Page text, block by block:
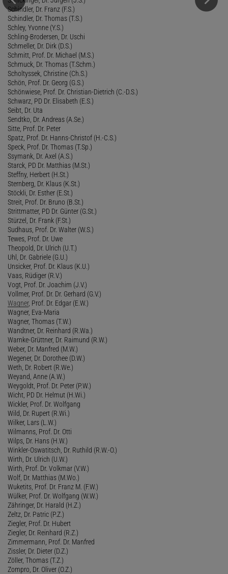
Schindler, Dr. Franz (F.S.)
Schindler, Dr. Thomas (T.S.)
Schley, Yvonne (Y.S.)
Schling-Brodersen, Dr. Uschi
Schmeller, Dr. Dirk (D.S.)
Schmitt, Prof. Dr. Michael (M.S.)
Schmuck, Dr. Thomas (T.Schm.)
Scholtyssek, Christine (Ch.S.)
Schön, Prof. Dr. Georg (G.S.)
Schönwiese, Prof. Dr. Christian-Dietrich (C.-D.S.)
Schwarz, PD Dr. Elisabeth (E.S.)
Seibt, Dr. Uta
Sendtko, Dr. Andreas (A.Se.)
Sitte, Prof. Dr. Peter
Spatz, Prof. Dr. Hanns-Christof (H.-C.S.)
Speck, Prof. Dr. Thomas (T.Sp.)
Ssymank, Dr. Axel (A.S.)
Starck, PD Dr. Matthias (M.St.)
Steffny, Herbert (H.St.)
Sternberg, Dr. Klaus (K.St.)
Stöckli, Dr. Esther (E.St.)
Streit, Prof. Dr. Bruno (B.St.)
Strittmatter, PD Dr. Günter (G.St.)
Stürzel, Dr. Frank (F.St.)
Sudhaus, Prof. Dr. Walter (W.S.)
Tewes, Prof. Dr. Uwe
Theopold, Dr. Ulrich (U.T.)
Uhl, Dr. Gabriele (G.U.)
Unsicker, Prof. Dr. Klaus (K.U.)
Vaas, Rüdiger (R.V.)
Vogt, Prof. Dr. Joachim (J.V.)
Vollmer, Prof. Dr. Dr. Gerhard (G.V.)
Wagner, Prof. Dr. Edgar (E.W.)
Wagner, Eva-Maria
Wagner, Thomas (T.W.)
Wandtner, Dr. Reinhard (R.Wa.)
Warnke-Grüttner, Dr. Raimund (R.W.)
Weber, Dr. Manfred (M.W.)
Wegener, Dr. Dorothee (D.W.)
Weth, Dr. Robert (R.We.)
Weyand, Anne (A.W.)
Weygoldt, Prof. Dr. Peter (P.W.)
Wicht, PD Dr. Helmut (H.Wi.)
Wickler, Prof. Dr. Wolfgang
Wild, Dr. Rupert (R.Wi.)
Wilker, Lars (L.W.)
Wilmanns, Prof. Dr. Otti
Wilps, Dr. Hans (H.W.)
Winkler-Oswatitsch, Dr. Ruthild (R.W.-O.)
Wirth, Dr. Ulrich (U.W.)
Wirth, Prof. Dr. Volkmar (V.W.)
Wolf, Dr. Matthias (M.Wo.)
Wuketits, Prof. Dr. Franz M. (F.W.)
Wülker, Prof. Dr. Wolfgang (W.W.)
Zähringer, Dr. Harald (H.Z.)
Zeltz, Dr. Patric (P.Z.)
Ziegler, Prof. Dr. Hubert
Ziegler, Dr. Reinhard (R.Z.)
Zimmermann, Prof. Dr. Manfred
Zissler, Dr. Dieter (D.Z.)
Zöller, Thomas (T.Z.)
Zompro, Dr. Oliver (O.Z.)